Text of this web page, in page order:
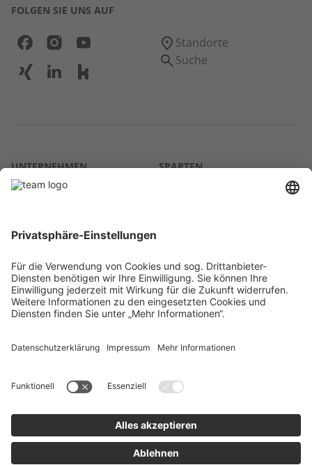
FOLGEN SIE UNS AUF
Standorte
Suche
UNTERNEHMEN
Über uns
Karriere
Kontakt
SPARTEN
RECHTLICHES
Lieferkette
Barrierefreiheitserklärung
Code of Conduct